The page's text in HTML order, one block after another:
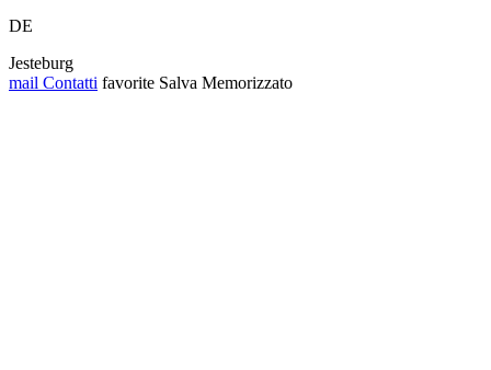
DE
Jesteburg
mail Contatti favorite Salva Memorizzato